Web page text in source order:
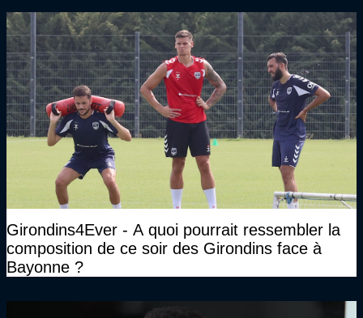
Girondins4Ever - A quoi pourrait ressembler la
composition de ce soir des Girondins face à
Bayonne ?